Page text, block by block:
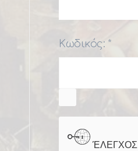
Κωδικός: *
ΈΛΕΓΧΟΣ